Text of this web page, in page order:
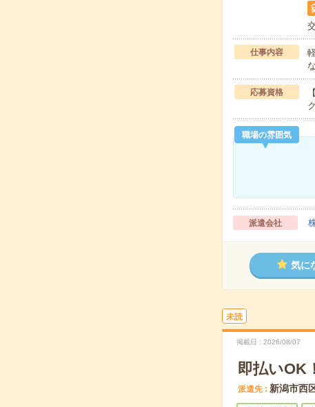
仕事内容
応募資格
職場の雰囲気
派遣会社
気に
未読
掲載日 2026/08/07
即払いOK
派遣先 新潟市西